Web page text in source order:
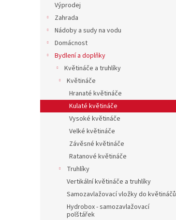
l
Výprodej
Zahrada
Nádoby a sudy na vodu
Domácnost
Bydlení a doplňky
Květináče a truhlíky
Květináče
Hranaté květináče
Kulaté květináče
Vysoké květináče
Velké květináče
Závěsné květináče
Ratanové květináče
Truhlíky
Vertikální květináče a truhlíky
Samozavlažovací vložky do květináčů
Hydrobox - samozavlažovací
polštářek